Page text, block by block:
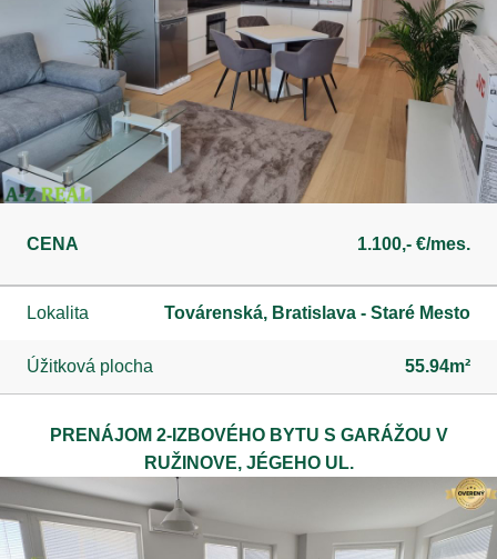
CENA 1.100,- €/mes.
Lokalita Továrenská, Bratislava - Staré Mesto
Úžitková plocha 55.94m²
PRENÁJOM 2-IZBOVÉHO BYTU S GARÁŽOU V
RUŽINOVE, JÉGEHO UL.